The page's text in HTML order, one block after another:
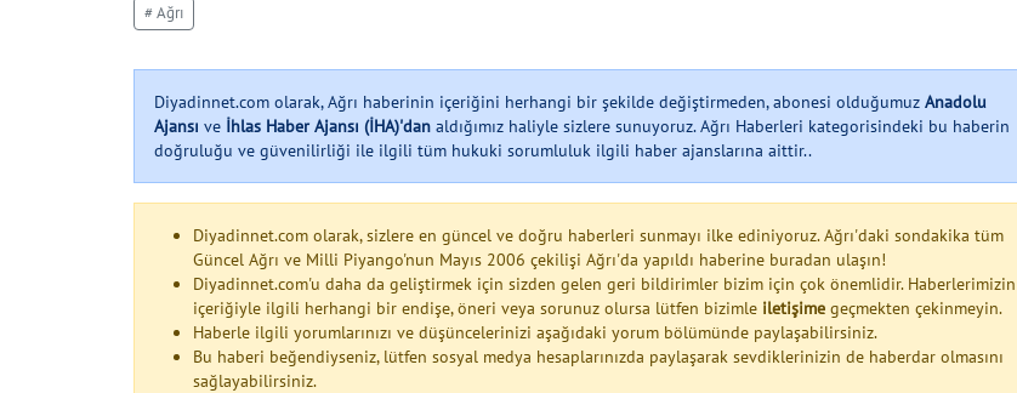
# Ağrı
Diyadinnet.com olarak, Ağrı haberinin içeriğini herhangi bir şekilde değiştirmeden, abonesi olduğumuz Anadolu
Ajansı ve İhlas Haber Ajansı (İHA)'dan aldığımız haliyle sizlere sunuyoruz. Ağrı Haberleri kategorisindeki bu haberin
doğruluğu ve güvenilirliği ile ilgili tüm hukuki sorumluluk ilgili haber ajanslarına aittir..
Diyadinnet.com olarak, sizlere en güncel ve doğru haberleri sunmayı ilke ediniyoruz. Ağrı'daki sondakika tüm
Güncel Ağrı ve Milli Piyango'nun Mayıs 2006 çekilişi Ağrı'da yapıldı haberine buradan ulaşın!
Diyadinnet.com'u daha da geliştirmek için sizden gelen geri bildirimler bizim için çok önemlidir. Haberlerimizin
içeriğiyle ilgili herhangi bir endişe, öneri veya sorunuz olursa lütfen bizimle iletişime geçmekten çekinmeyin.
Haberle ilgili yorumlarınızı ve düşüncelerinizi aşağıdaki yorum bölümünde paylaşabilirsiniz.
Bu haberi beğendiyseniz, lütfen sosyal medya hesaplarınızda paylaşarak sevdiklerinizin de haberdar olmasını
sağlayabilirsiniz.